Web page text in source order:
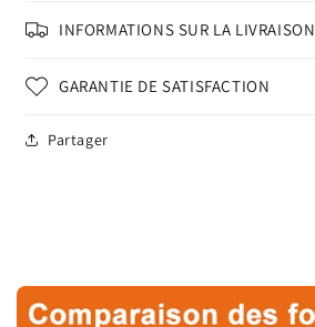
INFORMATIONS SUR LA LIVRAISON
GARANTIE DE SATISFACTION
Partager